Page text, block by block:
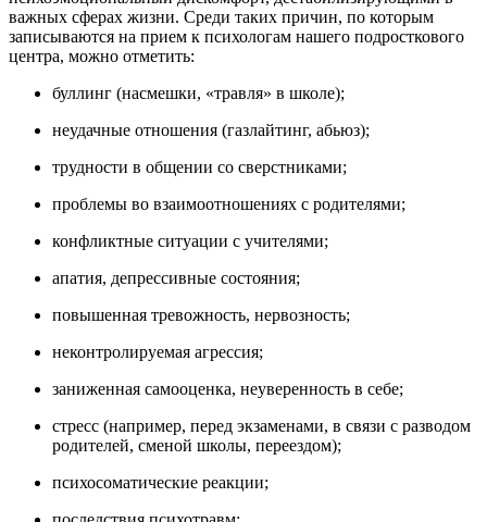
важных сферах жизни. Среди таких причин, по которым
записываются на прием к психологам нашего подросткового
центра, можно отметить:
буллинг (насмешки, «травля» в школе);
неудачные отношения (газлайтинг, абьюз);
трудности в общении со сверстниками;
проблемы во взаимоотношениях с родителями;
конфликтные ситуации с учителями;
апатия, депрессивные состояния;
повышенная тревожность, нервозность;
неконтролируемая агрессия;
заниженная самооценка, неуверенность в себе;
стресс (например, перед экзаменами, в связи с разводом
родителей, сменой школы, переездом);
психосоматические реакции;